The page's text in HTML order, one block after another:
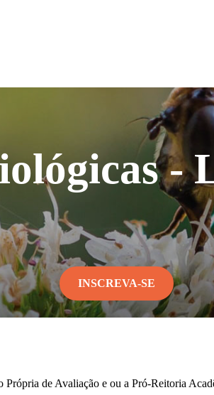
-
INSCREVA-SE
Própria de Avaliação e ou a Pró-Reitoria